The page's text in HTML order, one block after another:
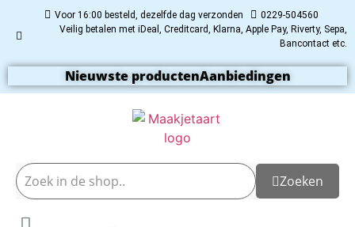
Voor 16:00 besteld, dezelfde dag verzonden
0229-504560
Veilig betalen met iDeal, Creditcard, Klarna, Apple Pay, Riverty, Sepa,
Bancontact etc.
Nieuwste productenAanbiedingen
Zoeken